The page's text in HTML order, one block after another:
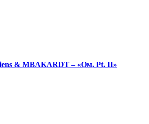
& MBAKARDT – «Ом, Pt. II»